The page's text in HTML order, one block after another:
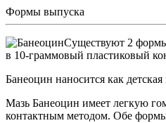
Формы выпуска
Существуют 2
в 10-граммовый пластиковый
Банеоцин наносится как
Мазь Банеоцин имеет легкую
контактным методом. Обе